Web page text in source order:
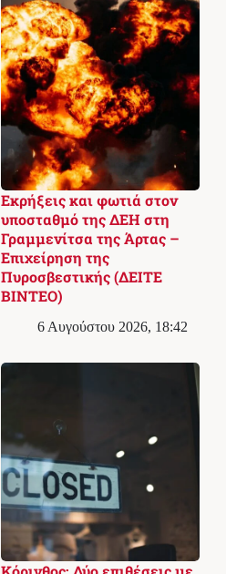
Εκρήξεις και φωτιά στον
υποσταθμό της ΔΕΗ στη
Γραμμενίτσα της Άρτας –
Επιχείρηση της
Πυροσβεστικής (ΔΕΙΤΕ
ΒΙΝΤΕΟ)
6 Αυγούστου 2026, 18:42